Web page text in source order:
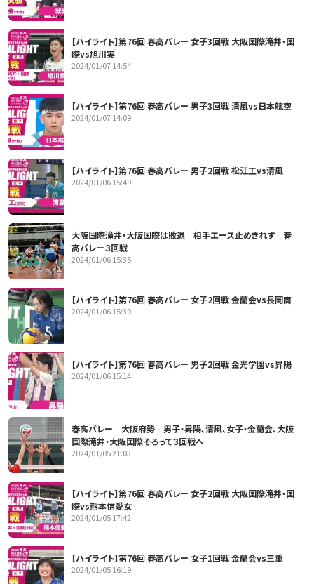
【ハイライト】第76回 春高バレー 女子3回戦 大阪国際滝井・国
際vs旭川実
2024/01/07 14:54
【ハイライト】第76回 春高バレー 男子3回戦 清風vs日本航空
2024/01/07 14:09
【ハイライト】第76回 春高バレー 男子2回戦 松江工vs清風
2024/01/06 15:49
大阪国際滝井・大阪国際は敗退 相手エース止めきれず 春
高バレー３回戦
2024/01/06 15:35
【ハイライト】第76回 春高バレー 女子2回戦 金蘭会vs長岡商
2024/01/06 15:30
【ハイライト】第76回 春高バレー 男子2回戦 金光学園vs昇陽
2024/01/06 15:14
春高バレー 大阪府勢 男子・昇陽、清風、女子・金蘭会、大阪
国際滝井・大阪国際そろって３回戦へ
2024/01/05 21:03
【ハイライト】第76回 春高バレー 女子2回戦 大阪国際滝井・国
際vs熊本信愛女
2024/01/05 17:42
【ハイライト】第76回 春高バレー 女子1回戦 金蘭会vs三重
2024/01/05 16:19